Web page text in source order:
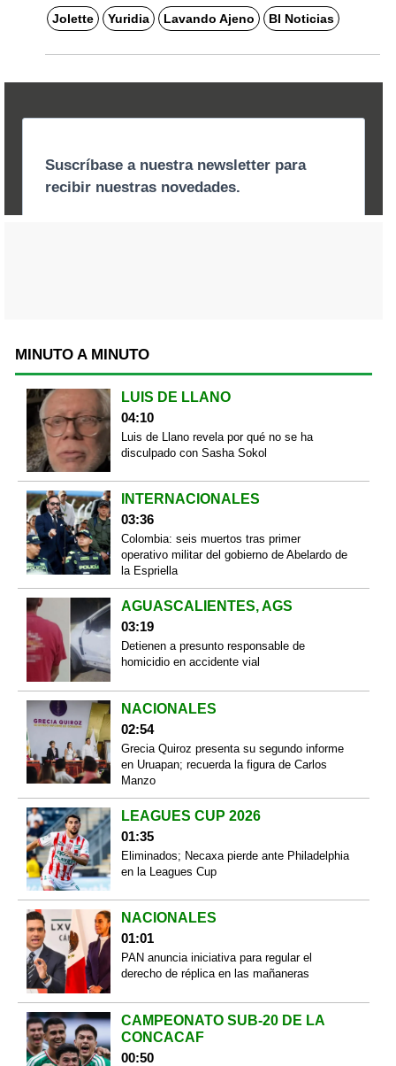
Jolette Yuridia Lavando Ajeno BI Noticias
MINUTO A MINUTO
LUIS DE LLANO
04:10
Luis de Llano revela por qué no se ha
disculpado con Sasha Sokol
INTERNACIONALES
03:36
Colombia: seis muertos tras primer
operativo militar del gobierno de Abelardo de
la Espriella
AGUASCALIENTES, AGS
03:19
Detienen a presunto responsable de
homicidio en accidente vial
NACIONALES
02:54
Grecia Quiroz presenta su segundo informe
en Uruapan; recuerda la figura de Carlos
Manzo
LEAGUES CUP 2026
01:35
Eliminados; Necaxa pierde ante Philadelphia
en la Leagues Cup
NACIONALES
01:01
PAN anuncia iniciativa para regular el
derecho de réplica en las mañaneras
CAMPEONATO SUB-20 DE LA
CONCACAF
00:50